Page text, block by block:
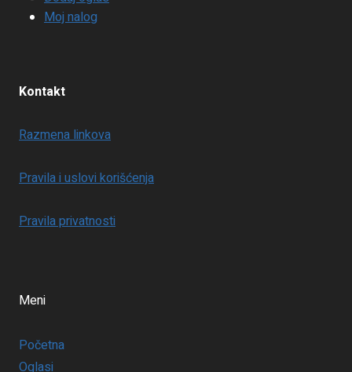
Moj nalog
Kontakt
Razmena linkova
Pravila i uslovi korišćenja
Pravila privatnosti
Meni
Početna
Oglasi